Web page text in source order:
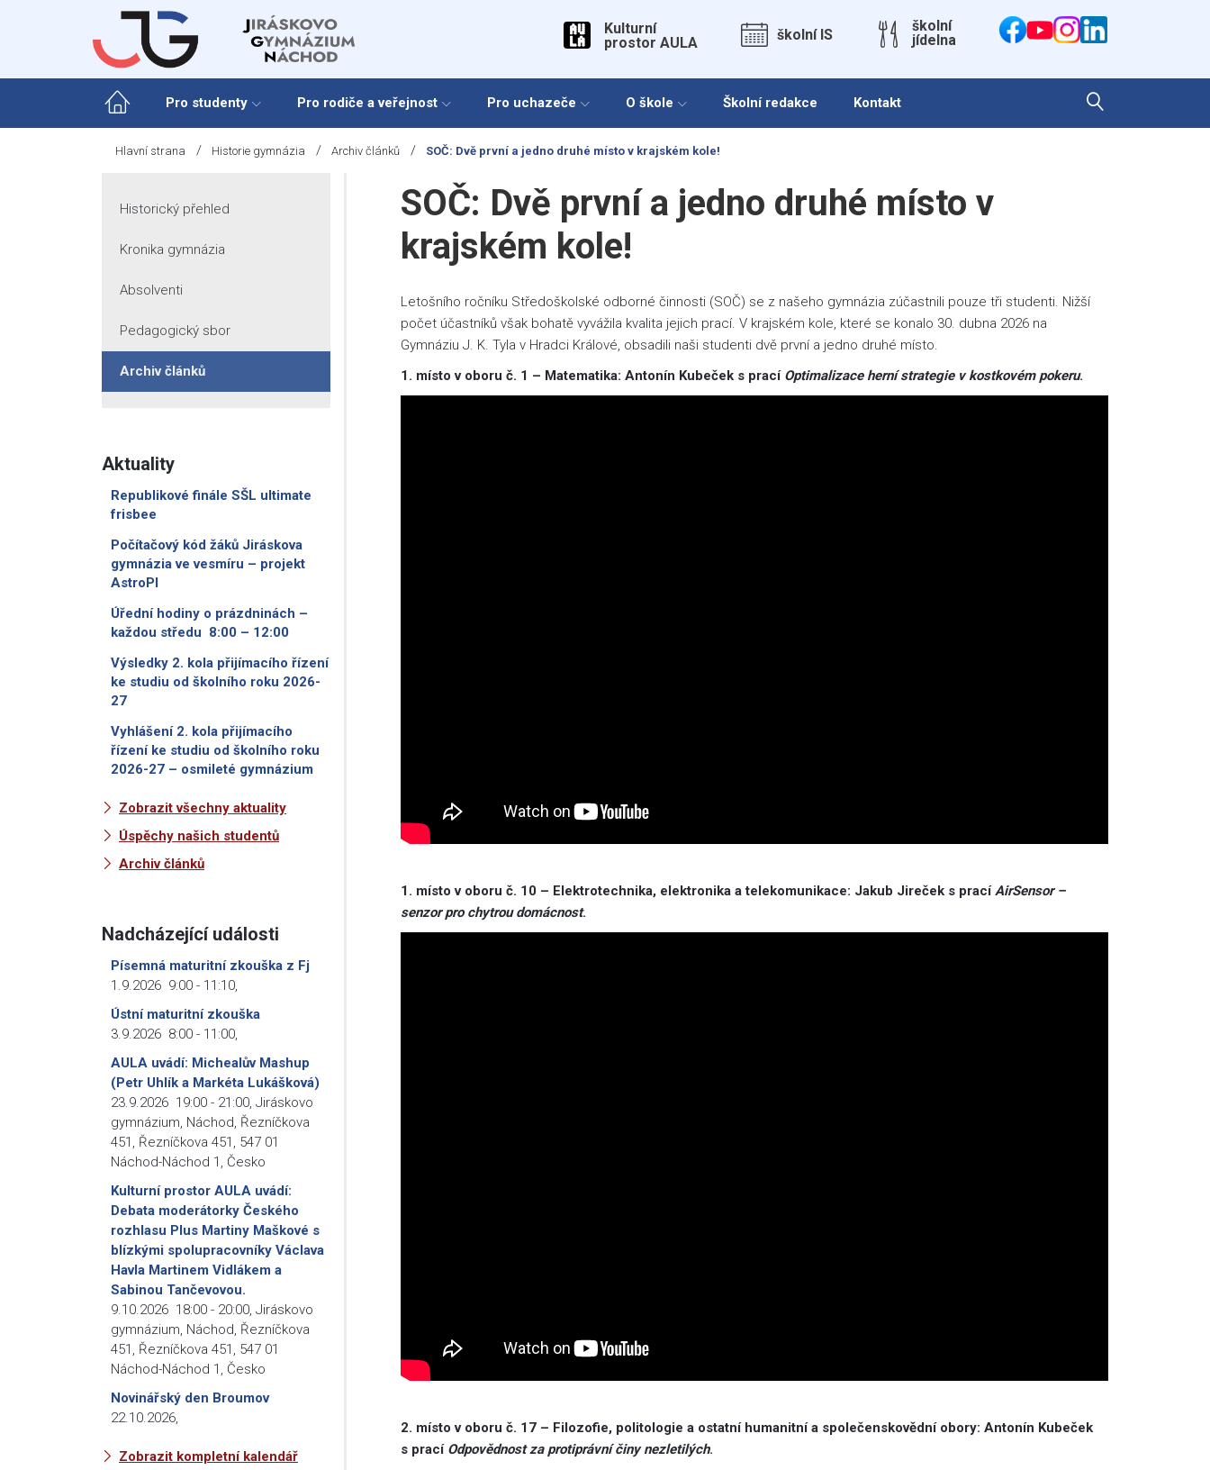
Kulturní
prostor AULA
školní IS
školní
jídelna
Pro studenty Pro rodiče a veřejnost Pro uchazeče O škole Školní redakce Kontakt
Hlavní strana / Historie gymnázia / Archiv článků / SOČ: Dvě první a jedno druhé místo v krajském kole!
SOČ: Dvě první a jedno druhé místo v
krajském kole!
Letošního ročníku Středoškolské odborné činnosti (SOČ) se z našeho gymnázia zúčastnili pouze tři studenti. Nižší
počet účastníků však bohatě vyvážila kvalita jejich prací. V krajském kole, které se konalo 30. dubna 2026 na
Gymnáziu J. K. Tyla v Hradci Králové, obsadili naši studenti dvě první a jedno druhé místo.
1. místo v oboru č. 1 – Matematika: Antonín Kubeček s prací Optimalizace herní strategie v kostkovém pokeru.
1. místo v oboru č. 10 – Elektrotechnika, elektronika a telekomunikace: Jakub Jireček s prací AirSensor –
senzor pro chytrou domácnost.
2. místo v oboru č. 17 – Filozofie, politologie a ostatní humanitní a společenskovědní obory: Antonín Kubeček
s prací Odpovědnost za protiprávní činy nezletilých.
Historický přehled
Kronika gymnázia
Absolventi
Pedagogický sbor
Archiv článků
Aktuality
Republikové finále SŠL ultimate
frisbee
Počítačový kód žáků Jiráskova
gymnázia ve vesmíru – projekt
AstroPI
Úřední hodiny o prázdninách –
každou středu 8:00 – 12:00
Výsledky 2. kola přijímacího řízení
ke studiu od školního roku 2026-
27
Vyhlášení 2. kola přijímacího
řízení ke studiu od školního roku
2026-27 – osmileté gymnázium
Zobrazit všechny aktuality
Úspěchy našich studentů
Archiv článků
Nadcházející události
Písemná maturitní zkouška z Fj
1.9.2026 9:00 - 11:10
Ústní maturitní zkouška
3.9.2026 8:00 - 11:00
AULA uvádí: Michealův Mashup
(Petr Uhlík a Markéta Lukášková)
23.9.2026 19:00 - 21:00 Jiráskovo
gymnázium, Náchod, Řezníčkova
451, Řezníčkova 451, 547 01
Náchod-Náchod 1, Česko
Kulturní prostor AULA uvádí:
Debata moderátorky Českého
rozhlasu Plus Martiny Maškové s
blízkými spolupracovníky Václava
Havla Martinem Vidlákem a
Sabinou Tančevovou.
9.10.2026 18:00 - 20:00 Jiráskovo
gymnázium, Náchod, Řezníčkova
451, Řezníčkova 451, 547 01
Náchod-Náchod 1, Česko
Novinářský den Broumov
22.10.2026
Zobrazit kompletní kalendář